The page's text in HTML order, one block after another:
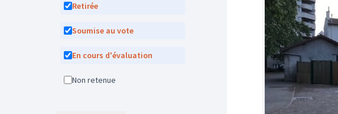
Retirée
Soumise au vote
En cours d'évaluation
Non retenue